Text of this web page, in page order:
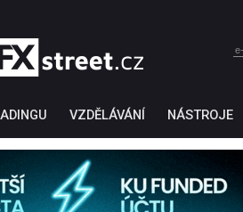
VZDĚLÁVÁNÍ NÁSTROJE